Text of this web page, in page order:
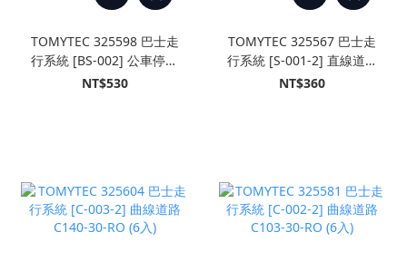
TOMYTEC 325598 巴士走
行系統 [BS-002] 公車停靠
站B
NT$530
TOMYTEC 325567 巴士走
行系統 [S-001-2] 直線道路
S70-RO (8入)
NT$360